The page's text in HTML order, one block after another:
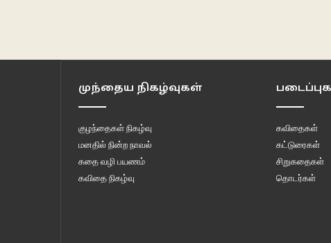
முந்தைய நிகழ்வுகள்
குழந்தைகள் நிகழ்வு
மனதில் நின்ற நாவல்
கதை வழி பயணம்
கவிதை நிகழ்வு
கவிதைகள்
கட்டுரைகள்
சிறுகதைகள்
தொடர்கள்